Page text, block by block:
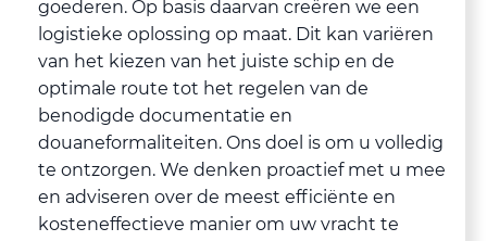
goederen. Op basis daarvan creëren we een
logistieke oplossing op maat. Dit kan variëren
van het kiezen van het juiste schip en de
optimale route tot het regelen van de
benodigde documentatie en
douaneformaliteiten. Ons doel is om u volledig
te ontzorgen. We denken proactief met u mee
en adviseren over de meest efficiënte en
kosteneffectieve manier om uw vracht te